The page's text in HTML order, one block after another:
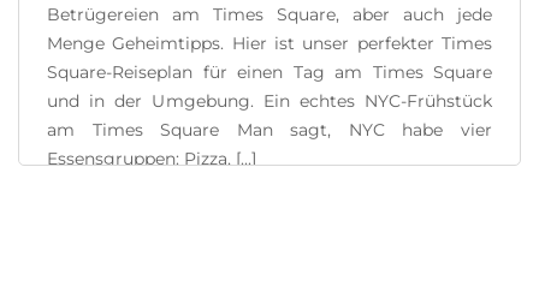
Betrügereien am Times Square, aber auch jede
Menge Geheimtipps. Hier ist unser perfekter Times
Square-Reiseplan für einen Tag am Times Square
und in der Umgebung. Ein echtes NYC-Frühstück
am Times Square Man sagt, NYC habe vier
Essensgruppen: Pizza, [...]